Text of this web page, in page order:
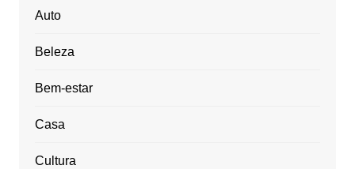
Auto
Beleza
Bem-estar
Casa
Cultura